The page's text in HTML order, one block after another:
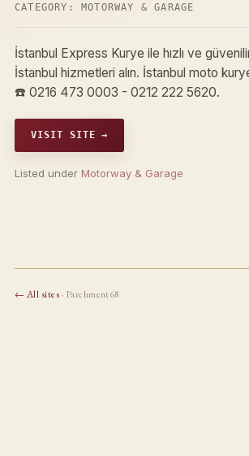
CATEGORY: MOTORWAY & GARAGE
İstanbul Express Kurye ile hızlı ve
İstanbul hizmetleri alın. İstanbul moto
☎️ 0216 473 0003 - 0212 222 5620.
VISIT SITE →
Listed under Motorway & Garage
← All sites· Parchment68